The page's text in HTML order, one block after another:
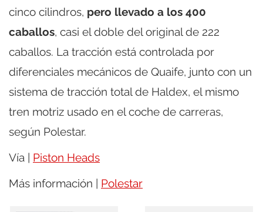
cinco cilindros, pero llevado a los 400
caballos, casi el doble del original de 222
caballos. La tracción está controlada por
diferenciales mecánicos de Quaife, junto con un
sistema de tracción total de Haldex, el mismo
tren motriz usado en el coche de carreras,
según Polestar.
Vía | Piston Heads
Más información | Polestar